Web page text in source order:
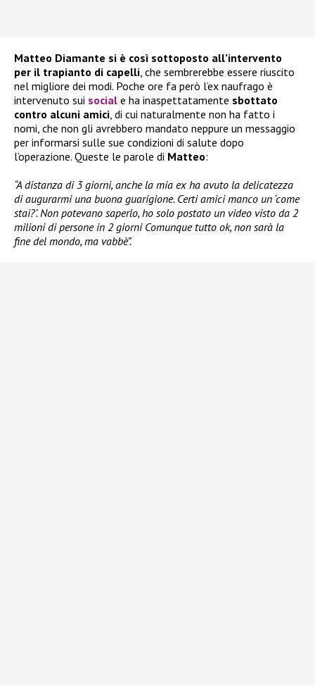
Matteo Diamante si è così sottoposto all’intervento
per il trapianto di capelli, che sembrerebbe essere riuscito
nel migliore dei modi. Poche ore fa però l’ex naufrago è
intervenuto sui social e ha inaspettatamente sbottato
contro alcuni amici, di cui naturalmente non ha fatto i
nomi, che non gli avrebbero mandato neppure un messaggio
per informarsi sulle sue condizioni di salute dopo
l’operazione. Queste le parole di Matteo:
“A distanza di 3 giorni, anche la mia ex ha avuto la delicatezza
di augurarmi una buona guarigione. Certi amici manco un ‘come
stai?’. Non potevano saperlo, ho solo postato un video visto da 2
milioni di persone in 2 giorni Comunque tutto ok, non sarà la
fine del mondo, ma vabbè”.